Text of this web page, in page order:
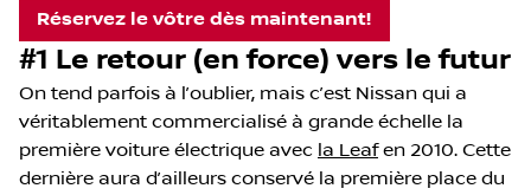
Réservez le vôtre dès maintenant!
#1 Le retour (en force) vers le futur
On tend parfois à l’oublier, mais c’est Nissan qui a
véritablement commercialisé à grande échelle la
première voiture électrique avec la Leafen 2010. Cette
dernière aura d’ailleurs conservé la première place du